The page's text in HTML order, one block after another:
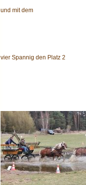
und mit dem
vier Spannig den Platz 2